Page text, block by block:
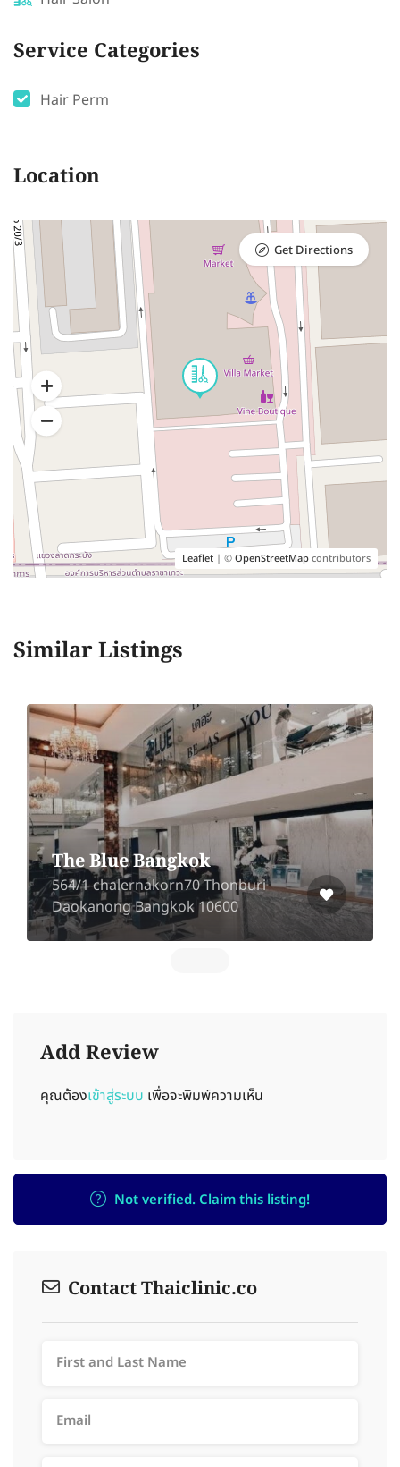
Service Categories
Hair Perm
Location
Leaflet | ©OpenStreetMapcontributors
Get Directions
Similar Listings
NAP SLEEP SALONS
29/2-3 1st Floor, Siam
Condominium, Rama 9, Huai
Khwang, Bangkok 10320
Add Review
คุณต้องเข้าสู่ระบบ เพื่อจะพิมพ์ความเห็น
Not verified. Claim this listing!
Contact Thaiclinic.co